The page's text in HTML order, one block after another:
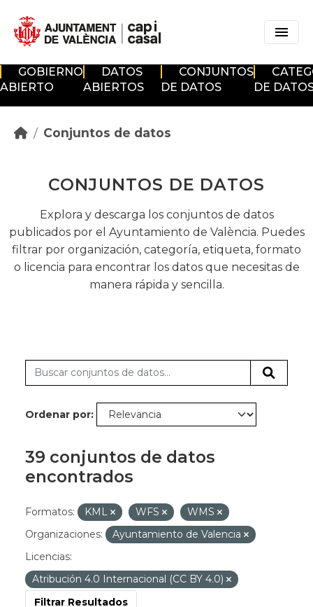
GOBIERNO
ABIERTO
DATOS
ABIERTOS
CONJUNTOS
DE DATOS
DE
Conjuntos de datos
CONJUNTOS DE DATOS
Explora y descarga los conjuntos de datos
publicados por el Ayuntamiento de València. Puedes
filtrar por organización, categoría, etiqueta, formato
o licencia para encontrar los datos que necesitas de
manera rápida y sencilla.
Ordenar por
39 conjuntos de datos
encontrados
Formatos: KML WFS
WMS
Organizaciones:
Ayuntamiento de Valencia
Licencias:
Atribución 4.0 Internacional (CC BY 4.0)
Filtrar Resultados